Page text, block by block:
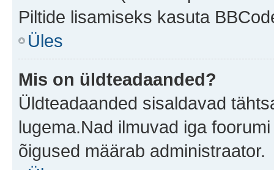
Piltide lisamiseks kasuta
Üles
Mis on üldteadaanded?
Üldteadaanded sisaldavad
lugema.Nad ilmuvad iga
õigused määrab administraator.